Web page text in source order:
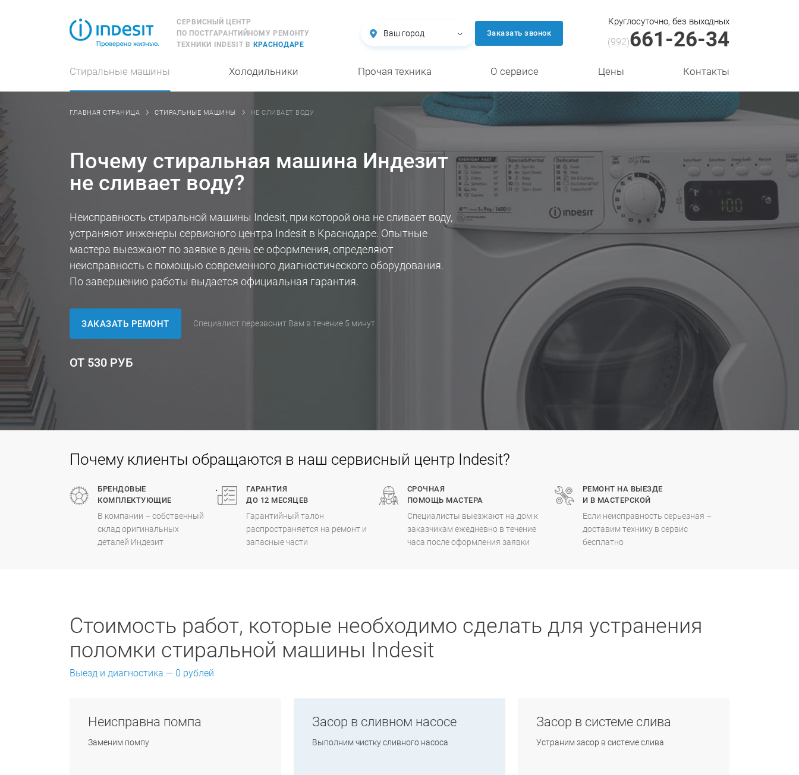
СЕРВИСНЫЙ ЦЕНТР
ПО ПОСТГАРАНТИЙНОМУ РЕМОНТУ
ТЕХНИКИ INDESIT В КРАСНОДАРЕ
Ваш город Заказать звонок
Круглосуточно, без выходных
(992)661-26-34
Стиральные машины Холодильники Прочая техника О сервисе Цены Контакты
ГЛАВНАЯ СТРАНИЦА СТИРАЛЬНЫЕ МАШИНЫ НЕ СЛИВАЕТ ВОДУ
Почему стиральная машина Индезит
не сливает воду?
Неисправность стиральной машины Indesit, при которой она не сливает воду,
устраняют инженеры сервисного центра Indesit в Краснодаре. Опытные
мастера выезжают по заявке в день ее оформления, определяют
неисправность с помощью современного диагностического оборудования.
По завершению работы выдается официальная гарантия.
ЗАКАЗАТЬ РЕМОНТ Специалист перезвонит Вам в течение 5 минут
ОТ 530 РУБ
Почему клиенты обращаются в наш сервисный центр Indesit?
БРЕНДОВЫЕ
КОМПЛЕКТУЮЩИЕ
В компании – собственный
склад оригинальных
деталей Индезит
.
ГАРАНТИЯ
ДО 12 МЕСЯЦЕВ
Гарантийный талон
распространяется на ремонт и
запасные части
СРОЧНАЯ
ПОМОЩЬ МАСТЕРА
Специалисты выезжают на дом к
заказчикам ежедневно в течение
часа после оформления заявки
РЕМОНТ НА ВЫЕЗДЕ
И В МАСТЕРСКОЙ
Если неисправность серьезная –
доставим технику в сервис
бесплатно
Стоимость работ, которые необходимо сделать для устранения
поломки стиральной машины Indesit
Выезд и диагностика — 0 рублей
Неисправна помпа
Заменим помпу
Засор в сливном насосе
Выполним чистку сливного насоса
Засор в системе слива
Устраним засор в системе слива